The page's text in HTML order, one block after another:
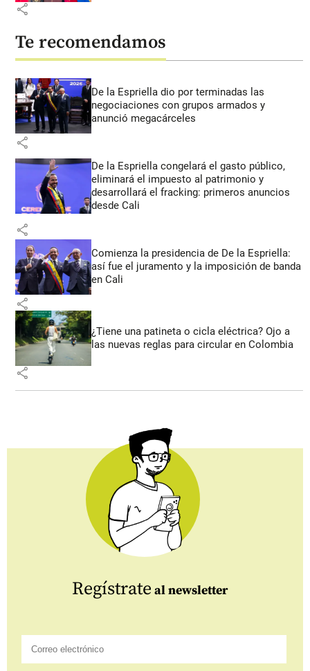
share
Te recomendamos
De la Espriella dio por terminadas las
negociaciones con grupos armados y
anunció megacárceles
share
De la Espriella congelará el gasto público,
eliminará el impuesto al patrimonio y
desarrollará el fracking: primeros anuncios
desde Cali
share
Comienza la presidencia de De la Espriella:
así fue el juramento y la imposición de banda
en Cali
share
¿Tiene una patineta o cicla eléctrica? Ojo a
las nuevas reglas para circular en Colombia
share
Regístrate al newsletter